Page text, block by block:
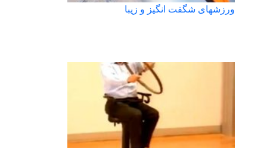
ورزشهای شگفت انگیز و زیبا